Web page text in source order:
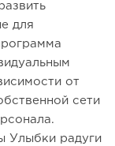
для
от
сети
Улыбки радуги